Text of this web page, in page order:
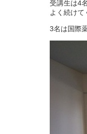
受講生は4
よく続けて
3名は国際